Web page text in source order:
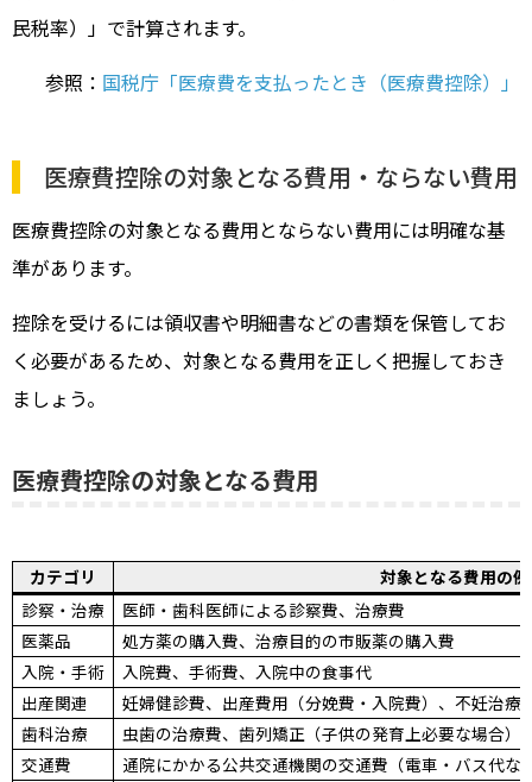
民税率）」で計算されます。
参照： 国税庁「医療費を支払ったとき（医療費控除）」
医療費控除の対象となる費用・ならない費用
医療費控除の対象となる費用とならない費用には明確な基
準があります。
控除を受けるには領収書や明細書などの書類を保管してお
く必要があるため、対象となる費用を正しく把握しておき
ましょう。
医療費控除の対象となる費用
カテゴリ
対象となる費用の例
診察・治療
医師・歯科医師による診察費、治療費
医薬品
処方薬の購入費、治療目的の市販薬の購入費
入院・手術
入院費、手術費、入院中の食事代
出産関連
妊婦健診費、出産費用（分娩費・入院費）、不妊治療
歯科治療
虫歯の治療費、歯列矯正（子供の発育上必要な場合）
交通費
通院にかかる公共交通機関の交通費（電車・バス代な